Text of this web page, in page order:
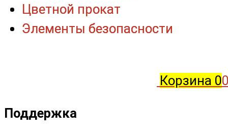
Корзина 0
Поддержка
Цветной прокат
Элементы безопасности
Цветной прокат
Элементы безопасности